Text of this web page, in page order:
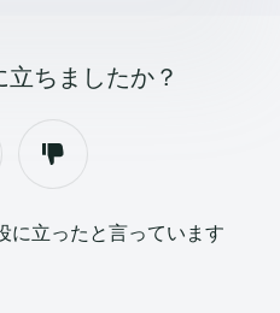
ちましたか？
に立ったと言っています